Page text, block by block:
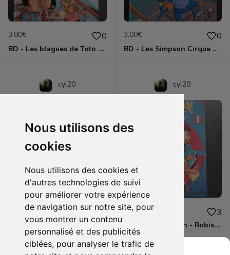
Nous utilisons des
cookies
Nous utilisons des cookies et
d'autres technologies de suivi
pour améliorer votre expérience
de navigation sur notre site, pour
vous montrer un contenu
personnalisé et des publicités
ciblées, pour analyser le trafic de
3.00€ 0
BD - Les blagues de Toto - L'école des vannes - Tome 1
3.00€ 0
BD - Les Simpson Cirque en folie ! - Tome 11
cyl20
3.00€ 0
BD - Les Simpson - Sous les projecteurs - Tome 13
cyl20
4.00€ 3
Manga - Pokémon - Rubis et Saphir - Tome 1